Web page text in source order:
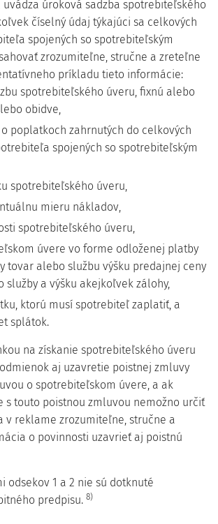
uvádza úroková sadzba spotrebiteľského
číselný údaj týkajúci sa celkových
spojených so spotrebiteľským
zrozumiteľne, stručne a zreteľne
príkladu tieto informácie:
spotrebiteľského úveru, fixnú alebo
obidve,
poplatkoch zahrnutých do celkových
spojených so spotrebiteľským
spotrebiteľského úveru,
mieru nákladov,
spotrebiteľského úveru,
úvere vo forme odloženej platby
tovar alebo službu výšku predajnej ceny
služby a výšku akejkoľvek zálohy,
ktorú musí spotrebiteľ zaplatiť, a
splátok.
na získanie spotrebiteľského úveru
aj uzavretie poistnej zmluvy
o spotrebiteľskom úvere, a ak
s touto poistnou zmluvou nemožno určiť
v reklame zrozumiteľne, stručne a
o povinnosti uzavrieť aj poistnú
odsekov 1 a 2 nie sú dotknuté
predpisu. 8)